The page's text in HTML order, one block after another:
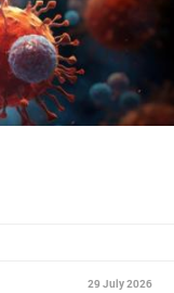
29 July 2026